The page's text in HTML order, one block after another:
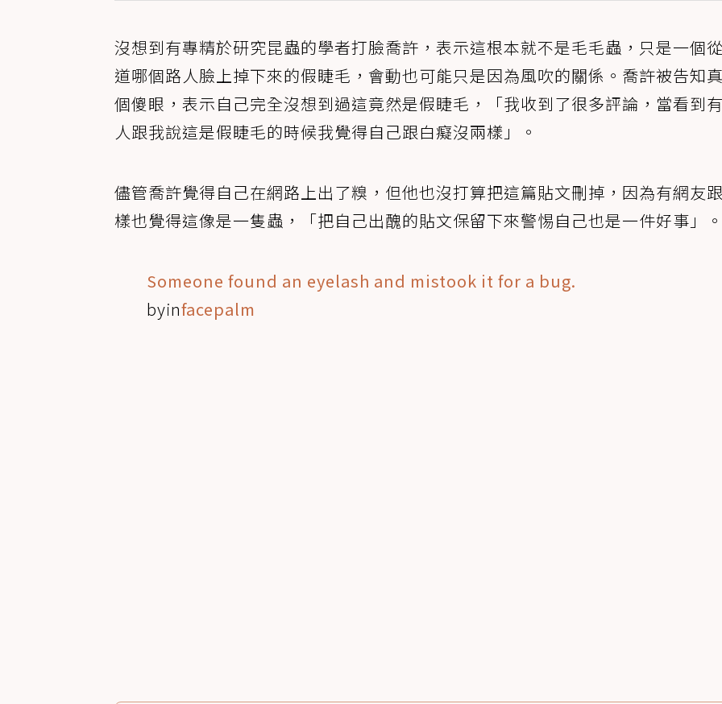
沒想到有專精於研究昆蟲的學者打臉喬許，表示這根本就不是毛毛蟲，只是一個
道哪個路人臉上掉下來的假睫毛，會動也可能只是因為風吹的關係。喬許被告知
個傻眼，表示自己完全沒想到過這竟然是假睫毛，「我收到了很多評論，當看到
人跟我說這是假睫毛的時候我覺得自己跟白癡沒兩樣」。
儘管喬許覺得自己在網路上出了糗，但他也沒打算把這篇貼文刪掉，因為有網友
樣也覺得這像是一隻蟲，「把自己出醜的貼文保留下來警惕自己也是一件好事」。
Someone found an eyelash and mistook it for a bug.
byinfacepalm